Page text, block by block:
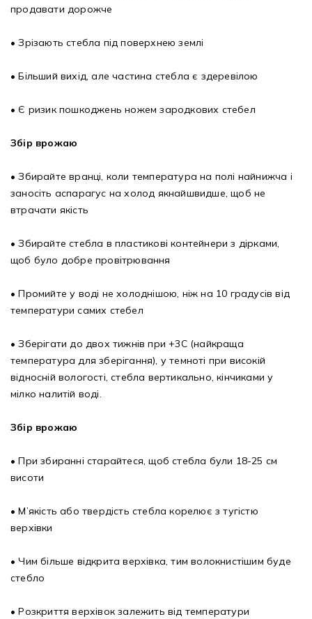
продавати дорожче
• Зрізають стебла під поверхнею землі
• Більший вихід, але частина стебла є здеревілою
• Є ризик пошкоджень ножем зародкових стебел
Збір врожаю
• Збирайте вранці, коли температура на полі найнижча і
заносіть аспарагус на холод якнайшвидше, щоб не
втрачати якість
• Збирайте стебла в пластикові контейнери з дірками,
щоб було добре провітрювання
• Промийте у воді не холоднішою, ніж на 10 градусів від
температури самих стебел
• Зберігати до двох тижнів при +3С (найкраща
температура для зберігання), у темноті при високій
відносній вологості, стебла вертикально, кінчиками у
мілко налитій воді.
Збір врожаю
• При збиранні старайтеся, щоб стебла були 18-25 см
висоти
• М’якість або твердість стебла корелює з тугістю
верхівки
• Чим більше відкрита верхівка, тим волокнистішим буде
стебло
• Розкриття верхівок залежить від температури